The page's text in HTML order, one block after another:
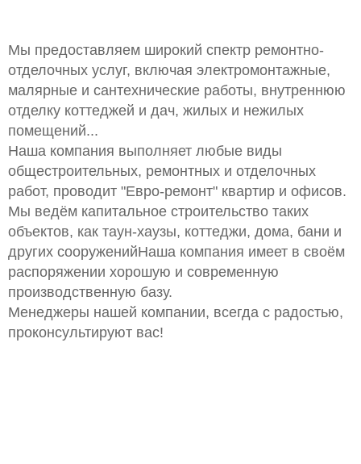
Мы предоставляем широкий спектр ремонтно-
отделочных услуг, включая электромонтажные,
малярные и сантехнические работы, внутреннюю
отделку коттеджей и дач, жилых и нежилых
помещений...
Наша компания выполняет любые виды
общестроительных, ремонтных и отделочных
работ, проводит "Евро-ремонт" квартир и офисов.
Мы ведём капитальное строительство таких
объектов, как таун-хаузы, коттеджи, дома, бани и
других сооруженийНаша компания имеет в своём
распоряжении хорошую и современную
производственную базу.
Менеджеры нашей компании, всегда с радостью,
проконсультируют вас!